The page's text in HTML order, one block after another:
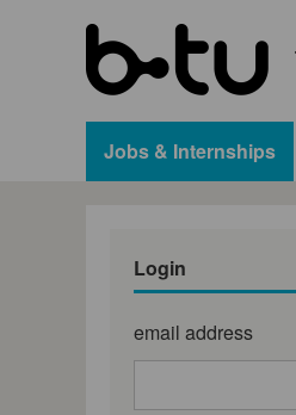
Jobs & Internships
Login
email address